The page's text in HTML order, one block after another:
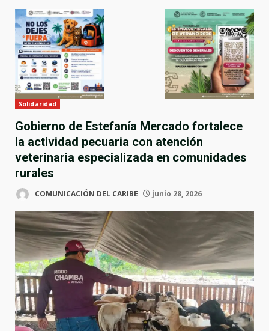
Solidaridad
Gobierno de Estefanía Mercado fortalece
la actividad pecuaria con atención
veterinaria especializada en comunidades
rurales
COMUNICACIÓN DEL CARIBE junio 28, 2026